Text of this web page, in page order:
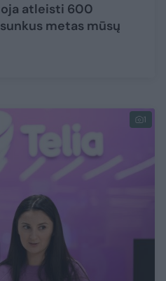
atleisti 600
metas mūsų
1